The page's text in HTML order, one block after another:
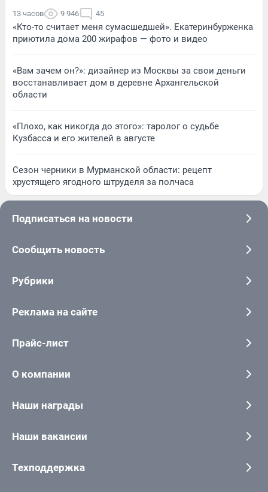
13 часов 9 946 45
«Кто-то считает меня сумасшедшей». Екатеринбурженка
приютила дома 200 жирафов — фото и видео
«Вам зачем он?»: дизайнер из Москвы за свои деньги
восстанавливает дом в деревне Архангельской
области
«Плохо, как никогда до этого»: таролог о судьбе
Кузбасса и его жителей в августе
Сезон черники в Мурманской области: рецепт
хрустящего ягодного штруделя за полчаса
Подписаться на новости
Сообщить новость
Рубрики
Реклама на сайте
Прайс-лист
О компании
Наши награды
Наши вакансии
Техподдержка